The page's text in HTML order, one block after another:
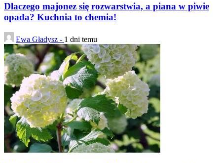
Dlaczego majonez się rozwarstwia, a piana w piwie
opada? Kuchnia to chemia!
Ewa Gładysz - 1 dni temu